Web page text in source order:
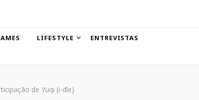
LIFESTYLE
ENTREVISTAS
de Yuqi (i-dle)